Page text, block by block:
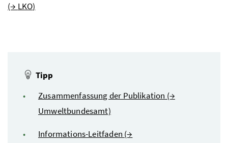
(→ LKO)
Tipp
Zusammenfassung der Publikation (→
Umweltbundesamt)
Informations-Leitfaden (→